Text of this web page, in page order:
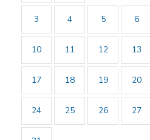
3 4 5 6
10 11 12 13
17 18 19 20
24 25 26 27